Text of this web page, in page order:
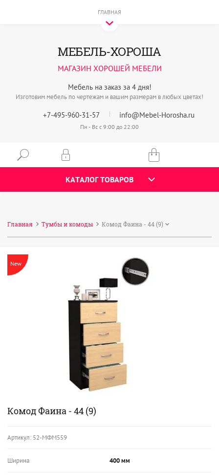
ГЛАВНАЯ
Мебель на заказ за 4 дня!
Изготовим мебель по чертежам и вашим размерам в любых цветах!
МЕБЕЛЬ-ХОРОША
МАГАЗИН ХОРОШЕЙ МЕБЕЛИ
+7-495-960-31-57 info@Mebel-Horosha.ru
Пн - Вс с 9:00 до 22:00
КАТАЛОГ ТОВАРОВ
Главная Тумбы и комоды Комод Фаина - 44 (9)
New
Комод Фаина - 44 (9)
Артикул: 52-МФМ559
Ширина 400 мм